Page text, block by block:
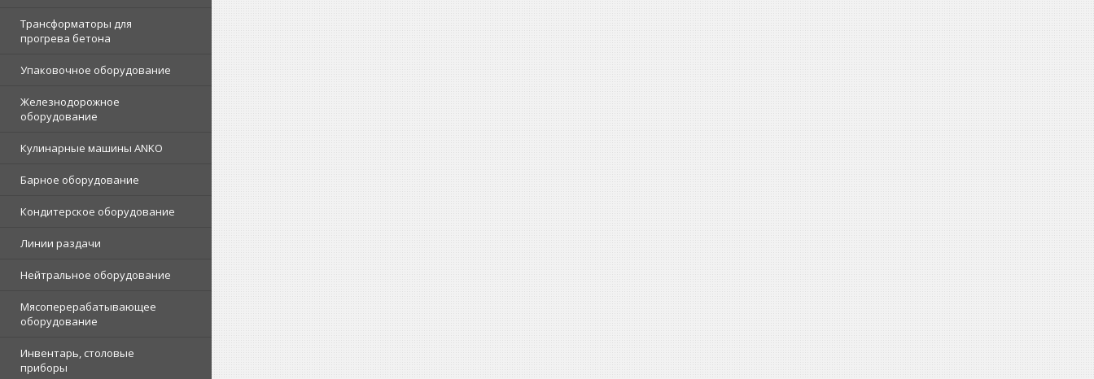
Трансформаторы для
прогрева бетона
Упаковочное оборудование
Железнодорожное
оборудование
Кулинарные машины ANKO
Барное оборудование
Кондитерское оборудование
Линии раздачи
Нейтральное оборудование
Мясоперерабатывающее
оборудование
Инвентарь, столовые
приборы